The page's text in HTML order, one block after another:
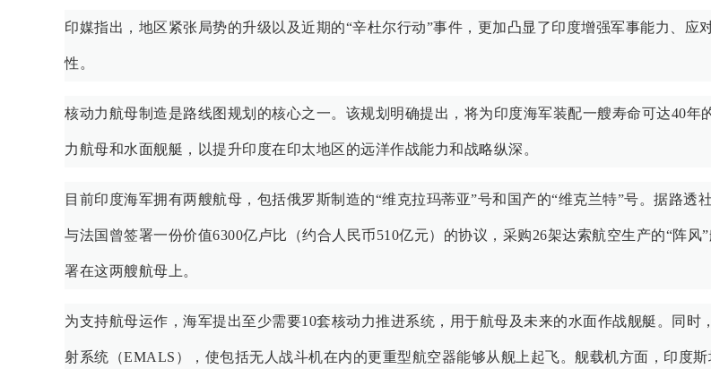
印媒指出，地区紧张局势的升级以及近期的“辛杜尔行动”事件，更加凸显了印度增强军事能力、应
性。
核动力航母制造是路线图规划的核心之一。该规划明确提出，将为印度海军装配一艘寿命可达40年
力航母和水面舰艇，以提升印度在印太地区的远洋作战能力和战略纵深。
目前印度海军拥有两艘航母，包括俄罗斯制造的“维克拉玛蒂亚”号和国产的“维克兰特”号。据路透
与法国曾签署一份价值6300亿卢比（约合人民币510亿元）的协议，采购26架达索航空生产的“阵风
署在这两艘航母上。
为支持航母运作，海军提出至少需要10套核动力推进系统，用于航母及未来的水面作战舰艇。同时
射系统（EMALS），使包括无人战斗机在内的更重型航空器能够从舰上起飞。舰载机方面，印度